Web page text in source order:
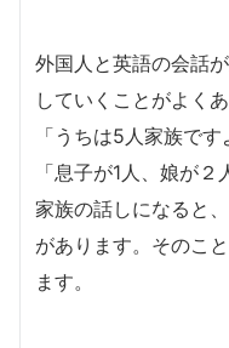
外国人と英語の会話
していくことがよくあ
「うちは5人家族です
「息子が1人、娘が２
家族の話しになると
があります。そのこ
ます。